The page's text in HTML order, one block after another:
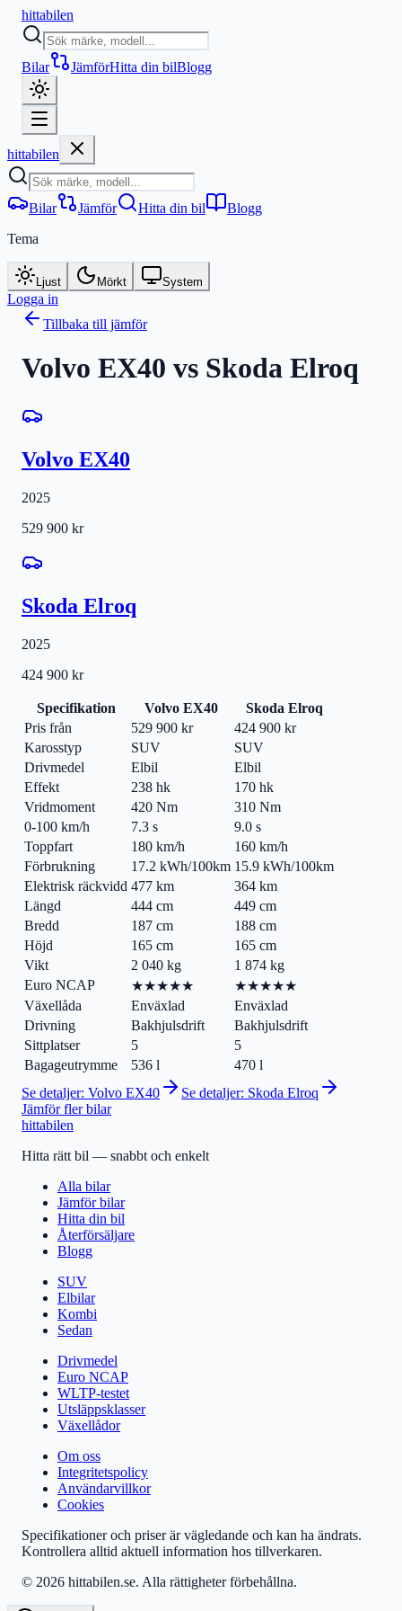
hittabilen
Bilar JämförHitta din bilBlogg
hittabilen
Bilar Jämför Hitta din bil
Blogg
Tema
Ljust Mörkt System
Logga in
Tillbaka till jämför
Volvo EX40 vs Skoda Elroq
Volvo EX40
2025
529 900 kr
Skoda Elroq
2025
424 900 kr
Specifikation Volvo EX40
Skoda Elroq
Pris från
529 900 kr
424 900 kr
Karosstyp
SUV
SUV
Drivmedel
Elbil
Elbil
Effekt
238 hk
170 hk
Vridmoment
420 Nm
310 Nm
0-100 km/h
7.3 s
9.0 s
Toppfart
180 km/h
160 km/h
Förbrukning
17.2 kWh/100km 15.9 kWh/100km
Elektrisk räckvidd 477 km
364 km
Längd
444 cm
449 cm
Bredd
187 cm
188 cm
Höjd
165 cm
165 cm
Vikt
2 040 kg
1 874 kg
Euro NCAP
★★★★★
★★★★★
Växellåda
Enväxlad
Enväxlad
Drivning
Bakhjulsdrift
Bakhjulsdrift
Sittplatser
5
5
Bagageutrymme
536 l
470 l
Se detaljer: Volvo EX40 Se detaljer: Skoda Elroq
Jämför fler bilar
hittabilen
Hitta rätt bil — snabbt och enkelt
Alla bilar
Jämför bilar
Hitta din bil
Återförsäljare
Blogg
SUV
Elbilar
Kombi
Sedan
Drivmedel
Euro NCAP
WLTP-testet
Utsläppsklasser
Växellådor
Om oss
Integritetspolicy
Användarvillkor
Cookies
Specifikationer och priser är vägledande och kan ha ändrats.
Kontrollera alltid aktuell information hos tillverkaren.
© 2026 hittabilen.se. Alla rättigheter förbehållna.